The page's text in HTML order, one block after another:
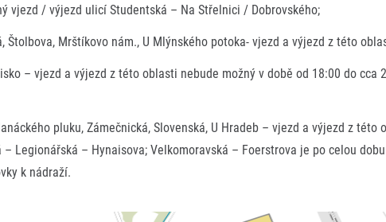
vjezd / výjezd ulicí Studentská – Na Střelnici / Dobrovského;
Štolbova, Mrštíkovo nám., U Mlýnského potoka- vjezd a výjezd z této
– vjezd a výjezd z této oblasti nebude možný v době od 18:00 do cca
pluku, Zámečnická, Slovenská, U Hradeb – vjezd a výjezd z
Legionářská – Hynaisova; Velkomoravská – Foerstrova je po celou
k nádraží.